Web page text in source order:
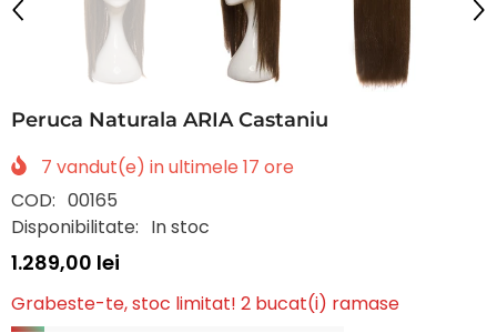
Peruca Naturala ARIA Castaniu
7 vandut(e) in ultimele 17 ore
COD: 00165
Disponibilitate: In stoc
1.289,00 lei
Grabeste-te, stoc limitat! 2 bucat(i) ramase